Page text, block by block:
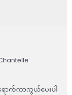
ရောက်ကာကွယ်ပေးပါ